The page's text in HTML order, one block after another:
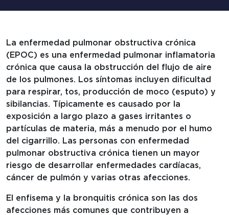
La enfermedad pulmonar obstructiva crónica
(EPOC) es una enfermedad pulmonar inflamatoria
crónica que causa la obstrucción del flujo de aire
de los pulmones. Los síntomas incluyen dificultad
para respirar, tos, producción de moco (esputo) y
sibilancias. Típicamente es causado por la
exposición a largo plazo a gases irritantes o
partículas de materia, más a menudo por el humo
del cigarrillo. Las personas con enfermedad
pulmonar obstructiva crónica tienen un mayor
riesgo de desarrollar enfermedades cardíacas,
cáncer de pulmón y varias otras afecciones.
El enfisema y la bronquitis crónica son las dos
afecciones más comunes que contribuyen a